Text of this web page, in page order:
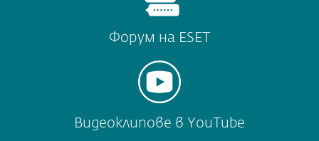
Форум на ESET
Видеоклипове в YouTube